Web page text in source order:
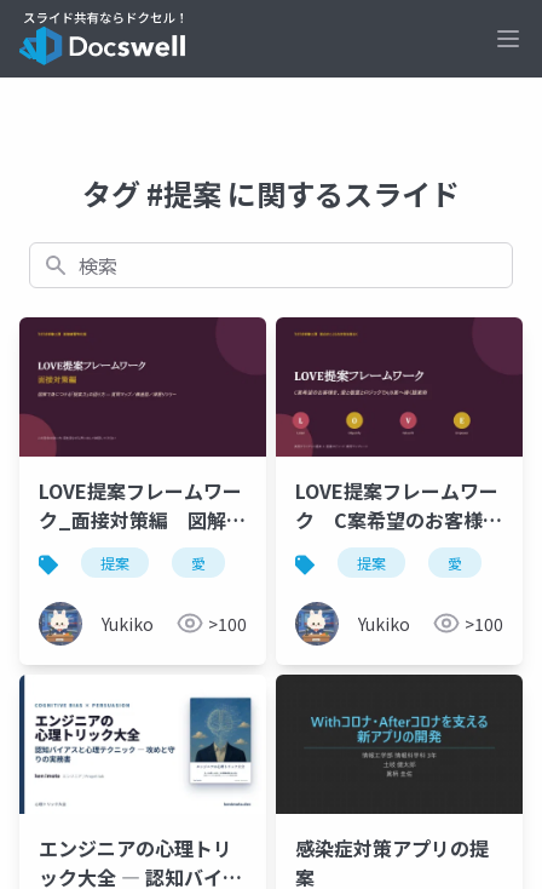
タグ #提案 に関するスライド
検索
LOVE提案フレームワー
ク_面接対策編 図解で
身につける「提案力」
の語り方 ― 質問マップ
／構造図／深掘りツリ
ー
提案 愛 コンサル
Yukiko >100
LOVE提案フレームワー
ク C案希望のお客様
を、愛と敬意とロジッ
クでA_B案へ導く提案
術
提案 愛
Yukiko >100
エンジニアの心理トリ
ック大全 ― 認知バイア
感染症対策アプリの提
案